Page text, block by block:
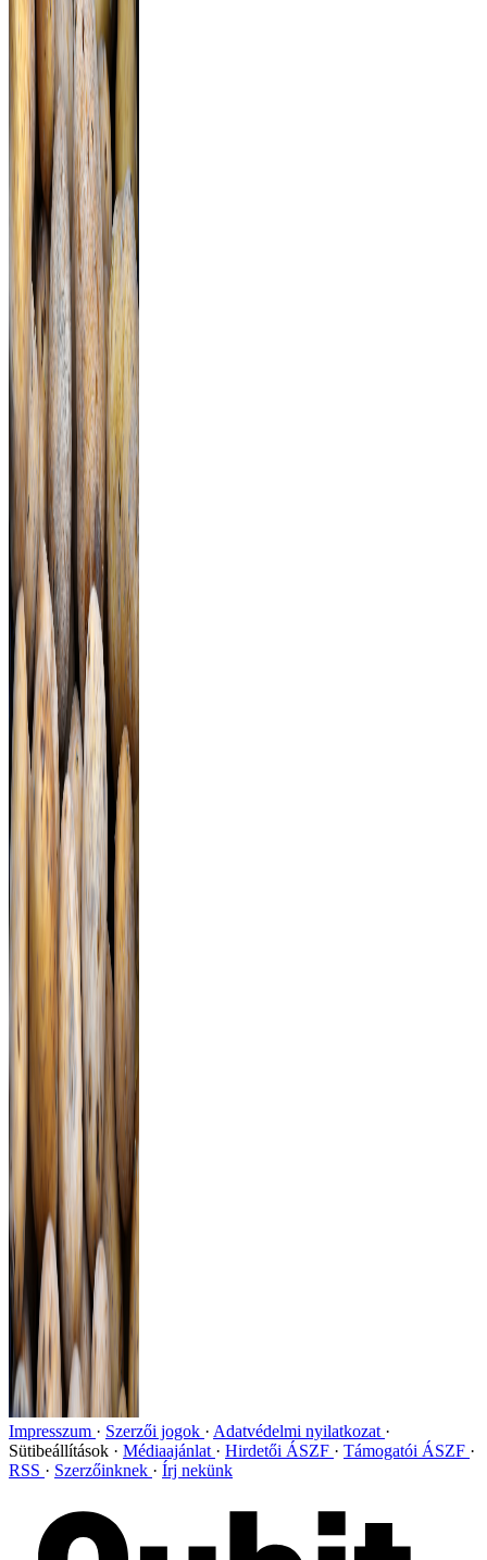
Impresszum Szerzői jogok
Adatvédelmi nyilatkozat
Sütibeállítások
Médiaajánlat Hirdetői ÁSZF
Támogatói ÁSZF
RSS
Szerzőinknek Írj nekünk